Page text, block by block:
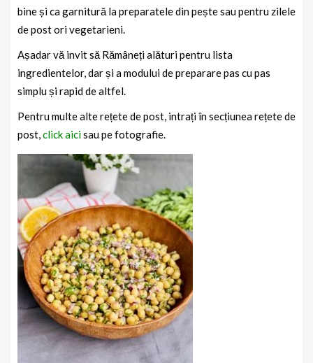
bine și ca garnitură la preparatele din pește sau pentru zilele
de post ori vegetarieni.
Așadar vă invit să Rămâneți alături pentru lista
ingredientelor, dar și a modului de preparare pas cu pas
simplu și rapid de altfel.
Pentru multe alte rețete de post, intrați în secțiunea rețete de
post,click aicisau pe fotografie.